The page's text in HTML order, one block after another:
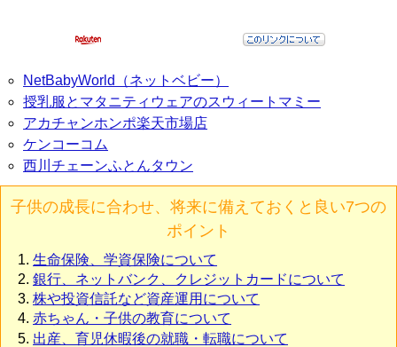
NetBabyWorld（ネットベビー）
授乳服とマタニティウェアのスウィートマミー
アカチャンホンポ楽天市場店
ケンコーコム
西川チェーンふとんタウン
子供の成長に合わせ、将来に備えておくと良い7つの
ポイント
生命保険、学資保険について
銀行、ネットバンク、クレジットカードについて
株や投資信託など資産運用について
赤ちゃん・子供の教育について
出産、育児休暇後の就職・転職について